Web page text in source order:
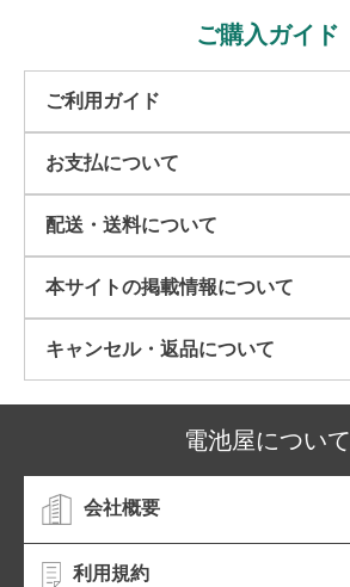
ご購入ガイド
ご利用ガイド
お支払について
配送・送料について
本サイトの掲載情報について​
キャンセル・返品について​
電池屋について
会社概要
利用規約